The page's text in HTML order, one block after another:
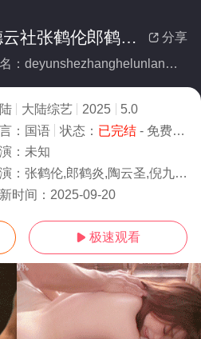
 分享
德云社张鹤伦郎鹤炎相声专场哈尔滨站2025(全集)
别名：deyunshezhanghelunlangheyanxiangshengzhuanchanghaerbinzhan2025
大陆综艺 2025
5.0
： 国语 状态： 已完结- 免费在线观看
： 未知
： 张鹤伦,郎鹤炎,陶云圣,倪九涛,李云杰,张金山,董九力,李九天
时间： 2025-09-20
 极速观看